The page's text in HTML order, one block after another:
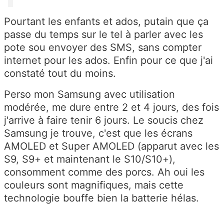
Pourtant les enfants et ados, putain que ça
passe du temps sur le tel à parler avec les
pote sou envoyer des SMS, sans compter
internet pour les ados. Enfin pour ce que j'ai
constaté tout du moins.
Perso mon Samsung avec utilisation
modérée, me dure entre 2 et 4 jours, des fois
j'arrive à faire tenir 6 jours. Le soucis chez
Samsung je trouve, c'est que les écrans
AMOLED et Super AMOLED (apparut avec les
S9, S9+ et maintenant le S10/S10+),
consomment comme des porcs. Ah oui les
couleurs sont magnifiques, mais cette
technologie bouffe bien la batterie hélas.